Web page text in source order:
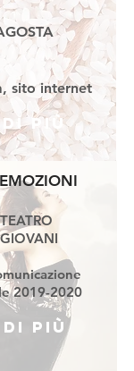
più
sito internet
più
2019-2020